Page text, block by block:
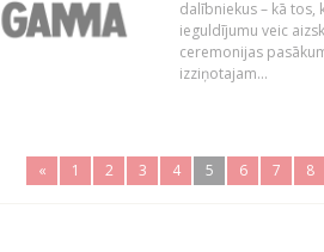
dalībniekus – kā tos,
ieguldījumu veic
ceremonijas
izziņotajam...
« 1 2 3 4 5 6 7 8